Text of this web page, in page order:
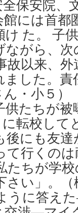
保安院、
には首都
た。 子
ながら、
以来、外
ました。
・小５）
供たちが
転校して
後にも友
て行くの
ちが学校
い」。
うに答え